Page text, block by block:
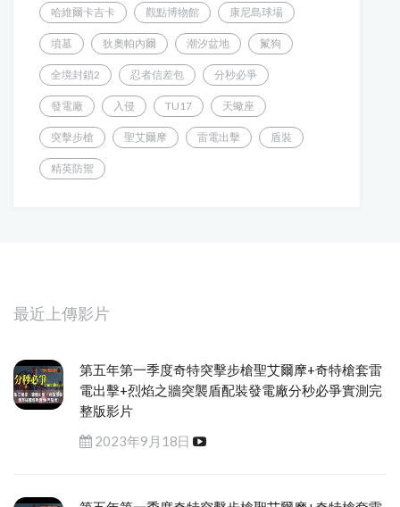
哈維爾卡吉卡 觀點博物館 康尼島球場
墳墓 狄奧帕內爾 潮汐盆地 鬣狗
全境封鎖2 忍者信差包 分秒必爭
發電廠 入侵 TU17 天蠍座
突擊步槍 聖艾爾摩 雷電出擊 盾裝
精英防禦
最近上傳影片
第五年第一季度奇特突擊步槍聖艾爾摩+奇特槍套雷
電出擊+烈焰之牆突襲盾配裝發電廠分秒必爭實測完
整版影片
2023年9月18日